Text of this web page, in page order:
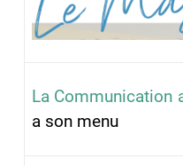
La Communication
a son menu